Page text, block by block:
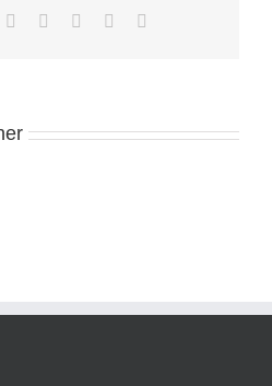
LinkedIn
TumblrPinterest